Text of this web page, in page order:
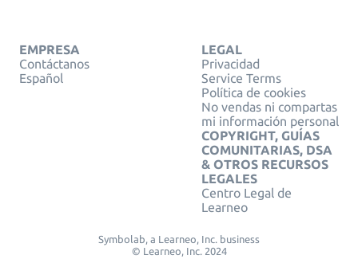
EMPRESA
Contáctanos
Español
LEGAL
Privacidad
Service Terms
Política de cookies
No vendas ni compartas
mi información personal
COPYRIGHT, GUÍAS
COMUNITARIAS, DSA
& OTROS RECURSOS
LEGALES
Centro Legal de
Learneo
Symbolab, a Learneo, Inc. business
© Learneo, Inc. 2024